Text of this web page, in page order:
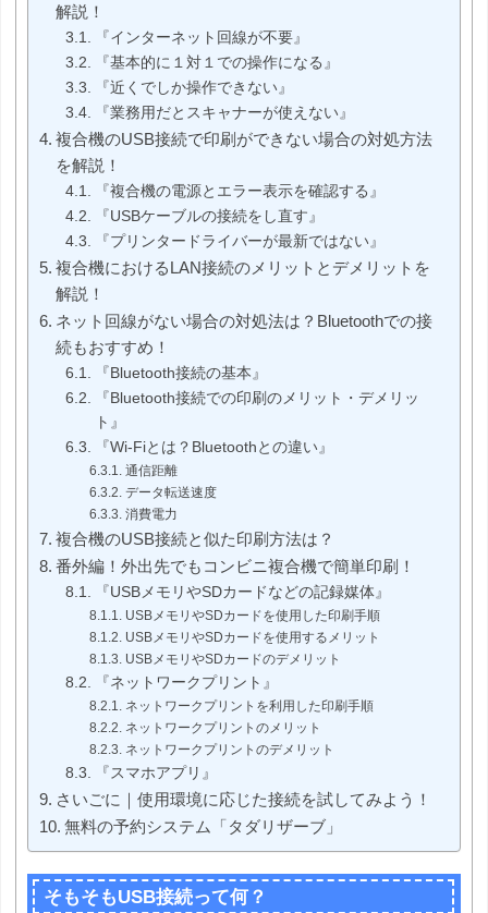
解説！
『インターネット回線が不要』
『基本的に１対１での操作になる』
『近くでしか操作できない』
『業務用だとスキャナーが使えない』
複合機のUSB接続で印刷ができない場合の対処方法
を解説！
『複合機の電源とエラー表示を確認する』
『USBケーブルの接続をし直す』
『プリンタードライバーが最新ではない』
複合機におけるLAN接続のメリットとデメリットを
解説！
ネット回線がない場合の対処法は？Bluetoothでの接
続もおすすめ！
『Bluetooth接続の基本』
『Bluetooth接続での印刷のメリット・デメリッ
ト』
『Wi-Fiとは？Bluetoothとの違い』
通信距離
データ転送速度
消費電力
複合機のUSB接続と似た印刷方法は？
番外編！外出先でもコンビニ複合機で簡単印刷！
『USBメモリやSDカードなどの記録媒体』
USBメモリやSDカードを使用した印刷手順
USBメモリやSDカードを使用するメリット
USBメモリやSDカードのデメリット
『ネットワークプリント』
ネットワークプリントを利用した印刷手順
ネットワークプリントのメリット
ネットワークプリントのデメリット
『スマホアプリ』
さいごに｜使用環境に応じた接続を試してみよう！
無料の予約システム「タダリザーブ」
そもそもUSB接続って何？